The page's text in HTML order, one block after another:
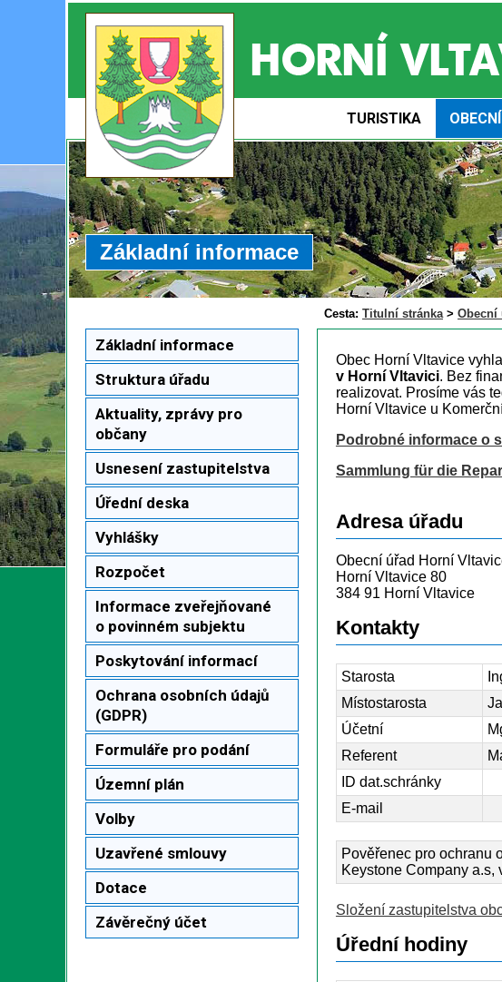
TURISTIKA
Základní informace
Cesta: Titulní stránka> Obecní
Základní informace
Struktura úřadu
Aktuality, zprávy pro
občany
Usnesení zastupitelstva
Úřední deska
Vyhlášky
Rozpočet
Informace zveřejňované
o povinném subjektu
Poskytování informací
Ochrana osobních údajů
(GDPR)
Formuláře pro podání
Územní plán
Volby
Uzavřené smlouvy
Dotace
Závěrečný účet
Obec Horní Vltavice
v Horní Vltavici. Bez
realizovat. Prosíme vás
Horní Vltavice u
Podrobné informace o
Sammlung für die
Adresa úřadu
Obecní úřad Horní
Horní Vltavice 80
384 91 Horní Vltavice
Kontakty
Starosta
Místostarosta
Účetní
Referent
ID dat.schránky
E-mail
Pověřenec pro ochranu
Keystone Company a.s,
Složení zastupitelstva
Úřední hodiny